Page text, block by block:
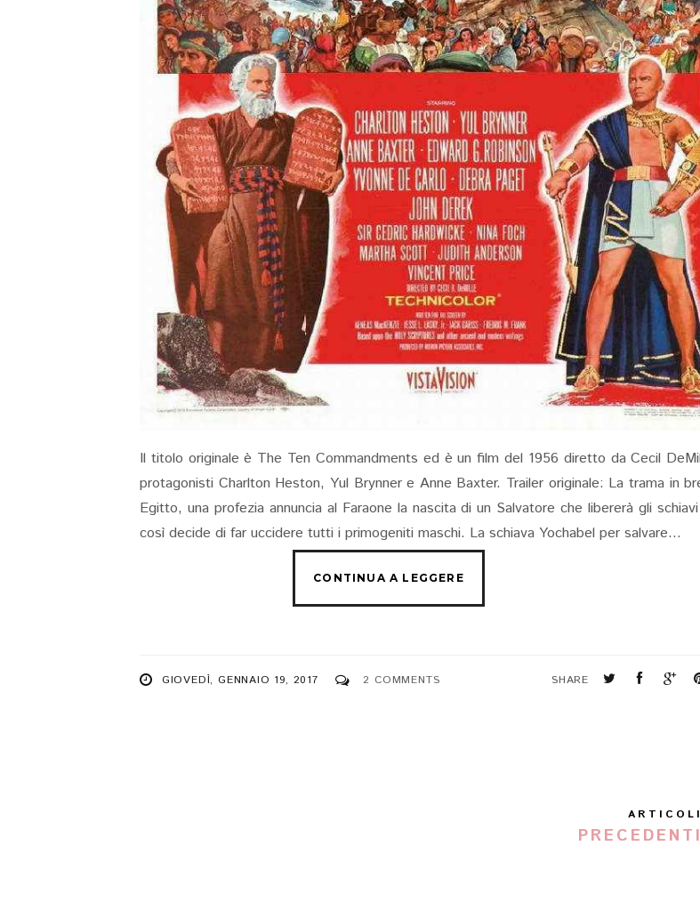
Il titolo originale è The Ten Commandments ed è un film del 1956 diretto da Cecil
protagonisti Charlton Heston, Yul Brynner e Anne Baxter. Trailer originale: La trama in
Egitto, una profezia annuncia al Faraone la nascita di un Salvatore che libererà gli
così decide di far uccidere tutti i primogeniti maschi. La schiava Yochabel per salvare...
GIOVEDÌ, GENNAIO 19, 2017 2 COMMENTS SHARE
ARTICOLI
PRECEDENTI